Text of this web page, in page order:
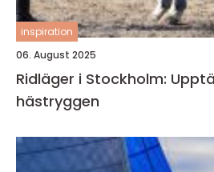
inspiration
06. August 2025
Ridläger i Stockholm:
hästryggen